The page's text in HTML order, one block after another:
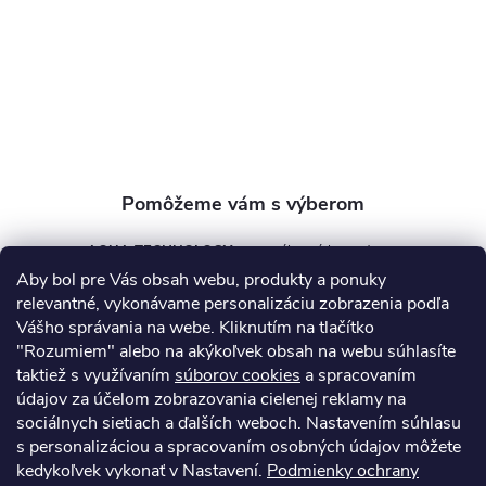
Aby bol pre Vás obsah webu, produkty a ponuky
relevantné, vykonávame personalizáciu zobrazenia podľa
Vášho správania na webe. Kliknutím na tlačítko
"Rozumiem" alebo na akýkoľvek obsah na webu súhlasíte
taktiež s využívaním súborov cookies a spracovaním
údajov za účelom zobrazovania cielenej reklamy na
sociálnych sietiach a ďalších weboch. Nastavením súhlasu
s personalizáciou a spracovaním osobných údajov môžete
kedykoľvek vykonať v Nastavení. Podmienky ochrany
AQUA TECHNOLOGY s.r.o.
info @aquatechnology.sk
+421 911 991 394
Informácie pre vás